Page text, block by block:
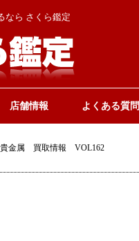
なら さくら鑑定
店舗情報 よくある質問
貴金属 買取情報 VOL162